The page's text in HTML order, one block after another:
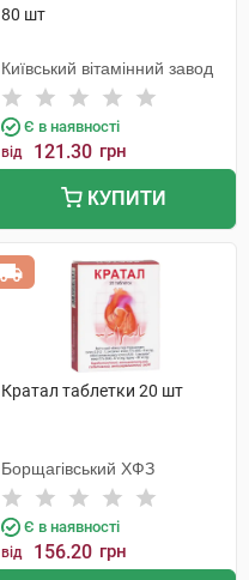
80 шт
Київський вітамінний завод
Є в наявності
від 121.30 грн
КУПИТИ
Кратал таблетки 20 шт
Борщагівський ХФЗ
Є в наявності
від 156.20 грн